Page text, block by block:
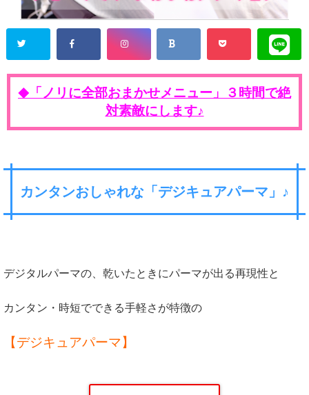
◆
「ノリに全部おまかせメニュー」３時間で絶
対素敵にします♪
カンタンおしゃれな「デジキュアパーマ」♪
デジタルパーマの、乾いたときにパーマが出る再現性と
カンタン・時短でできる手軽さが特徴の
【デジキュアパーマ】